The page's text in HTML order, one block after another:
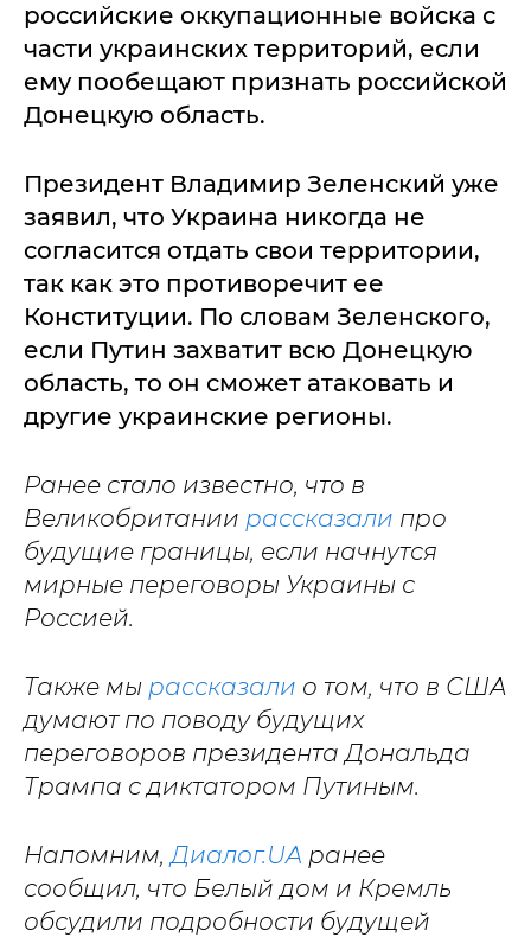
российские оккупационные войска с
части украинских территорий, если
ему пообещают признать российской
Донецкую область.
Президент Владимир Зеленский уже
заявил, что Украина никогда не
согласится отдать свои территории,
так как это противоречит ее
Конституции. По словам Зеленского,
если Путин захватит всю Донецкую
область, то он сможет атаковать и
другие украинские регионы.
Ранее стало известно, что в
Великобритании рассказали про
будущие границы, если начнутся
мирные переговоры Украины с
Россией.
Также мы рассказали о том, что в США
думают по поводу будущих
переговоров президента Дональда
Трампа с диктатором Путиным.
Напомним,Диалог.UA ранее
сообщил, что Белый дом и Кремль
обсудили подробности будущей